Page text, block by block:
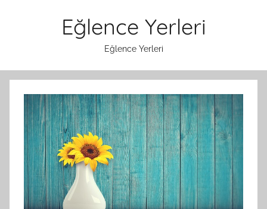
Eğlence Yerleri
Eğlence Yerleri